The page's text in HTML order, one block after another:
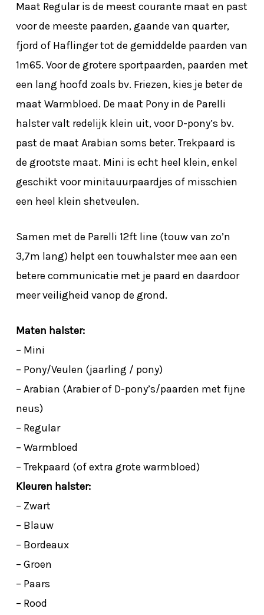
Geen producten in de winkelwagen.
Maat Regular is de meest courante maat en past
voor de meeste paarden, gaande van quarter,
fjord of Haflinger tot de gemiddelde paarden van
1m65. Voor de grotere sportpaarden, paarden met
een lang hoofd zoals bv. Friezen, kies je beter de
maat Warmbloed. De maat Pony in de Parelli
halster valt redelijk klein uit, voor D-pony’s bv.
past de maat Arabian soms beter. Trekpaard is
de grootste maat. Mini is echt heel klein, enkel
geschikt voor minitauurpaardjes of misschien
een heel klein shetveulen.
Samen met de Parelli 12ft line (touw van zo’n
3,7m lang) helpt een touwhalster mee aan een
betere communicatie met je paard en daardoor
meer veiligheid vanop de grond.
Maten halster:
– Mini
– Pony/Veulen (jaarling / pony)
– Arabian (Arabier of D-pony’s/paarden met fijne
neus)
– Regular
– Warmbloed
– Trekpaard (of extra grote warmbloed)
Kleuren halster:
– Zwart
– Blauw
– Bordeaux
– Groen
– Paars
– Rood